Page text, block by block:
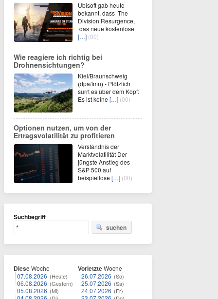
Ubisoft gab heute
bekannt, dass The
Division Resurgence,
das neue kostenlose
[…] (00)
Wie reagiere ich richtig bei
Drohnensichtungen?
Kiel/Braunschweig
(dpa/tmn) - Plötzlich
surrt es über dem Kopf:
Es ist keine […] (00)
Optionen nutzen, um von der
Ertragsvolatilität zu profitieren
Verständnis der
Marktvolatilität Der
jüngste Anstieg des
S&P 500 auf
beispiellose […] (00)
Suchbegriff
suchen
DieseWoche
07.08.2026 (Heute)
06.08.2026 (Gestern)
05.08.2026 (Mi)
VorletzteWoche
26.07.2026 (So)
25.07.2026 (Sa)
24.07.2026 (Fr)